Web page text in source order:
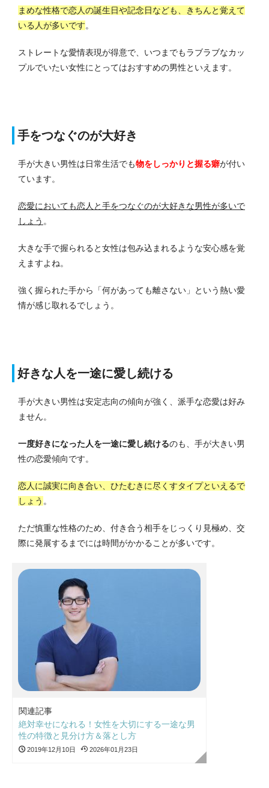
まめな性格で恋人の誕生日や記念日なども、きちんと覚えて
いる人が多いです。
ストレートな愛情表現が得意で、いつまでもラブラブなカッ
プルでいたい女性にとってはおすすめの男性といえます。
手をつなぐのが大好き
手が大きい男性は日常生活でも物をしっかりと握る癖が付い
ています。
恋愛においても恋人と手をつなぐのが大好きな男性が多いで
しょう 。
大きな手で握られると女性は包み込まれるような安心感を覚
えますよね。
強く握られた手から「何があっても離さない」という熱い愛
情が感じ取れるでしょう。
好きな人を一途に愛し続ける
手が大きい男性は安定志向の傾向が強く、派手な恋愛は好み
ません。
一度好きになった人を一途に愛し続けるのも、手が大きい男
性の恋愛傾向です。
恋人に誠実に向き合い、ひたむきに尽くすタイプといえるで
しょう 。
ただ慎重な性格のため、付き合う相手をじっくり見極め、交
際に発展するまでには時間がかかることが多いです。
関連記事
絶対幸せになれる！女性を大切にする一途な男
性の特徴と見分け方＆落とし方
2019年12月10日 2026年01月23日